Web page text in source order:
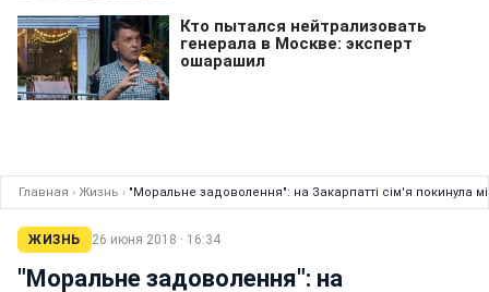
Главная › Жизнь › "Моральне задоволення": на Закарпатті сім'я покинула
ЖИЗНЬ 26 июня 2018 · 16:34
"Моральне задоволення": на